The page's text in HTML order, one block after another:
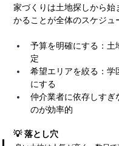
家づくりは土地探しから
かることが全体のスケジュ
予算を明確にする：土
定
希望エリアを絞る：学
にする
仲介業者に依存しすぎ
のが効率的
💡 落とし穴